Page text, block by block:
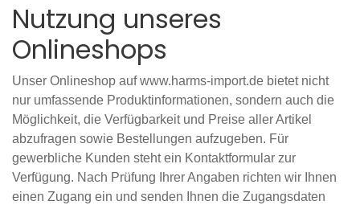
Nutzung unseres
Onlineshops
Unser Onlineshop aufwww.harms-import.de bietet nicht
nur umfassende Produktinformationen, sondern auch die
Möglichkeit, die Verfügbarkeit und Preise aller Artikel
abzufragen sowie Bestellungen aufzugeben. Für
gewerbliche Kunden steht ein Kontaktformular zur
Verfügung. Nach Prüfung Ihrer Angaben richten wir Ihnen
einen Zugang ein und senden Ihnen die Zugangsdaten